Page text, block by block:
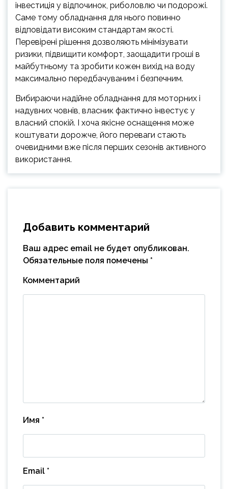
інвестиція у відпочинок, риболовлю чи подорожі.
Саме тому обладнання для нього повинно
відповідати високим стандартам якості.
Перевірені рішення дозволяють мінімізувати
ризики, підвищити комфорт, заощадити гроші в
майбутньому та зробити кожен вихід на воду
максимально передбачуваним і безпечним.
Вибираючи надійне обладнання для моторних і
надувних човнів, власник фактично інвестує у
власний спокій. І хоча якісне оснащення може
коштувати дорожче, його переваги стають
очевидними вже після перших сезонів активного
використання.
Добавить комментарий
Ваш адрес email не будет опубликован.
Обязательные поля помечены *
Комментарий
Имя *
Email *